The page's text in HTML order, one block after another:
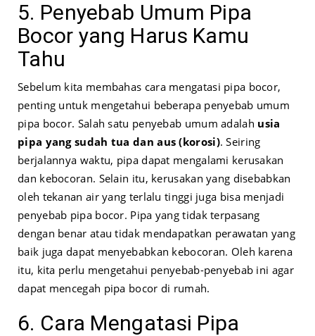
5. Penyebab Umum Pipa
Bocor yang Harus Kamu
Tahu
Sebelum kita membahas cara mengatasi pipa bocor,
penting untuk mengetahui beberapa penyebab umum
pipa bocor. Salah satu penyebab umum adalah usia
pipa yang sudah tua dan aus (korosi). Seiring
berjalannya waktu, pipa dapat mengalami kerusakan
dan kebocoran. Selain itu, kerusakan yang disebabkan
oleh tekanan air yang terlalu tinggi juga bisa menjadi
penyebab pipa bocor. Pipa yang tidak terpasang
dengan benar atau tidak mendapatkan perawatan yang
baik juga dapat menyebabkan kebocoran. Oleh karena
itu, kita perlu mengetahui penyebab-penyebab ini agar
dapat mencegah pipa bocor di rumah.
6. Cara Mengatasi Pipa